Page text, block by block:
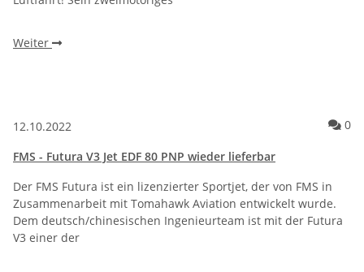
Weiter
12.10.2022 0
FMS - Futura V3 Jet EDF 80 PNP wieder lieferbar
Der FMS Futura ist ein lizenzierter Sportjet, der von FMS in
Zusammenarbeit mit Tomahawk Aviation entwickelt wurde.
Dem deutsch/chinesischen Ingenieurteam ist mit der Futura
V3 einer der